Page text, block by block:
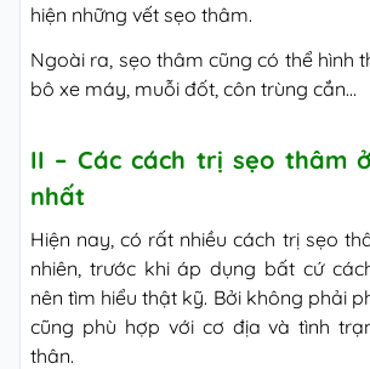
hiện những vết sẹo thâm.
Ngoài ra, sẹo thâm cũng có thể hình
bô xe máy, muỗi đốt, côn trùng cắn…
II – Các cách trị sẹo thâm
nhất
Hiện nay, có rất nhiều cách trị sẹo
nhiên, trước khi áp dụng bất cứ
nên tìm hiểu thật kỹ. Bởi không phải
cũng phù hợp với cơ địa và tình
thân.